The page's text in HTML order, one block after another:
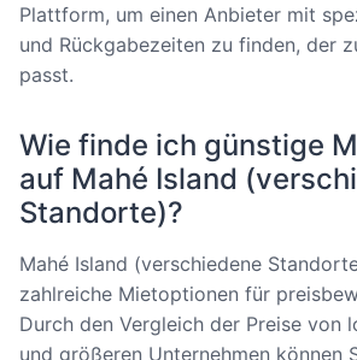
Plattform, um einen Anbieter mit
und Rückgabezeiten zu finden, der
passt.
Wie finde ich günstige
auf Mahé Island
Standorte)?
Mahé Island (verschiedene
zahlreiche Mietoptionen für
Durch den Vergleich der Preise von
und größeren Unternehmen können